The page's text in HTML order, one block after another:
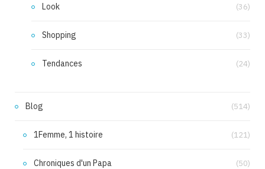
Look (36)
Shopping (33)
Tendances (24)
Blog (514)
1Femme, 1 histoire (121)
Chroniques d'un Papa (50)